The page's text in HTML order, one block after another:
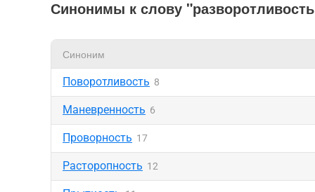
Синонимы к слову
Синоним
Поворотливость 8
Маневренность 6
Проворность 17
Расторопность 12